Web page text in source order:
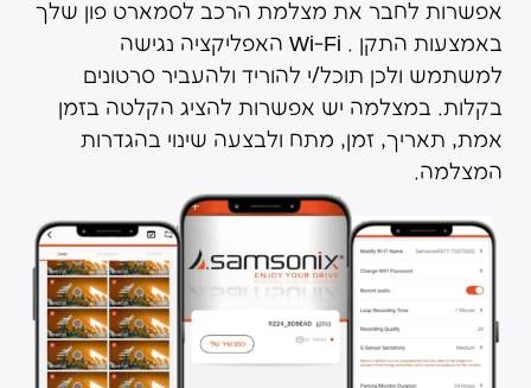
אפשרות לחבר את מצלמת הרכב לסמארט פון שלך
באמצעות התקן . Wi-Fi האפליקציה נגישה
למשתמש ולכן תוכל/י להוריד ולהעביר סרטונים
בקלות. במצלמה יש אפשרות להציג הקלטה בזמן
אמת, תאריך, זמן, מתח ולבצעה שינוי בהגדרות
המצלמה.